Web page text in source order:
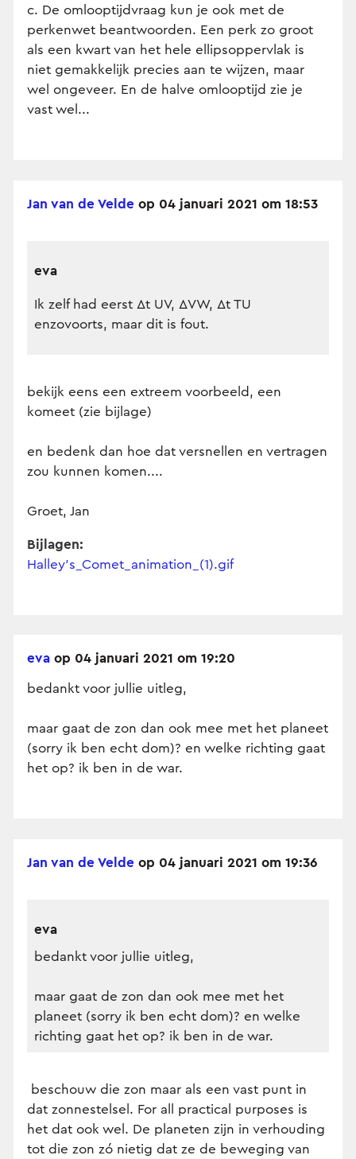
c. De omlooptijdvraag kun je ook met de
perkenwet beantwoorden. Een perk zo groot
als een kwart van het hele ellipsoppervlak is
niet gemakkelijk precies aan te wijzen, maar
wel ongeveer. En de halve omlooptijd zie je
vast wel...
Jan van de Velde op 04 januari 2021 om 18:53
eva
Ik zelf had eerst Δt UV, ΔVW, Δt TU
enzovoorts, maar dit is fout.
bekijk eens een extreem voorbeeld, een
komeet (zie bijlage)
en bedenk dan hoe dat versnellen en vertragen
zou kunnen komen....
Groet, Jan
Bijlagen:
Halley's_Comet_animation_(1).gif
eva op 04 januari 2021 om 19:20
bedankt voor jullie uitleg,
maar gaat de zon dan ook mee met het planeet
(sorry ik ben echt dom)? en welke richting gaat
het op? ik ben in de war.
Jan van de Velde op 04 januari 2021 om 19:36
eva
bedankt voor jullie uitleg,
maar gaat de zon dan ook mee met het
planeet (sorry ik ben echt dom)? en welke
richting gaat het op? ik ben in de war.
beschouw die zon maar als een vast punt in
dat zonnestelsel. For all practical purposes is
het dat ook wel. De planeten zijn in verhouding
tot die zon zó nietig dat ze de beweging van